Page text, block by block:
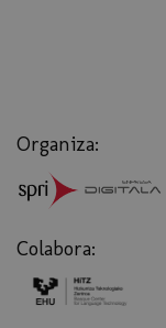
Organiza:
Colabora: